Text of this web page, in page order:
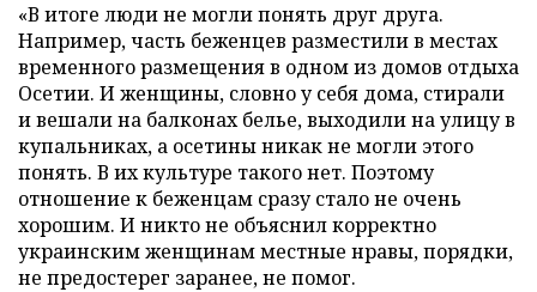
«В итоге люди не могли понять друг друга.
Например, часть беженцев разместили в местах
временного размещения в одном из домов отдыха
Осетии. И женщины, словно у себя дома, стирали
и вешали на балконах белье, выходили на улицу в
купальниках, а осетины никак не могли этого
понять. В их культуре такого нет. Поэтому
отношение к беженцам сразу стало не очень
хорошим. И никто не объяснил корректно
украинским женщинам местные нравы, порядки,
не предостерег заранее, не помог.